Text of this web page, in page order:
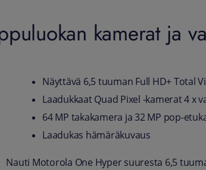
kamerat ja
Näyttävä 6,5 tuuman Full HD+ Total
Laadukkaat Quad Pixel -kamerat 4 x
64 MP takakamera ja 32 MP pop-
Laadukas hämäräkuvaus
Nauti Motorola One Hyper suuresta 6,5